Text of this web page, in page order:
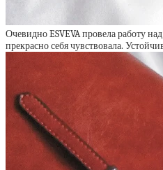
Очевидно ESVEVA провела работу
прекрасно себя чувствовала.